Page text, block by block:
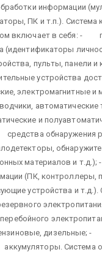
информации
ПК и т.п.). Система
включает в себя: -
(идентификаторы
пульты, панели и
устройства
электромагнитные и
автоматические
и
обнаружения
материалов и
(ПК, контроллеры,
устройства и т.д.).
дизельные; -
Система